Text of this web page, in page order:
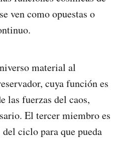
ven como opuestas o
material al
cuya función es
las fuerzas del caos,
El tercer miembro es
ciclo para que pueda